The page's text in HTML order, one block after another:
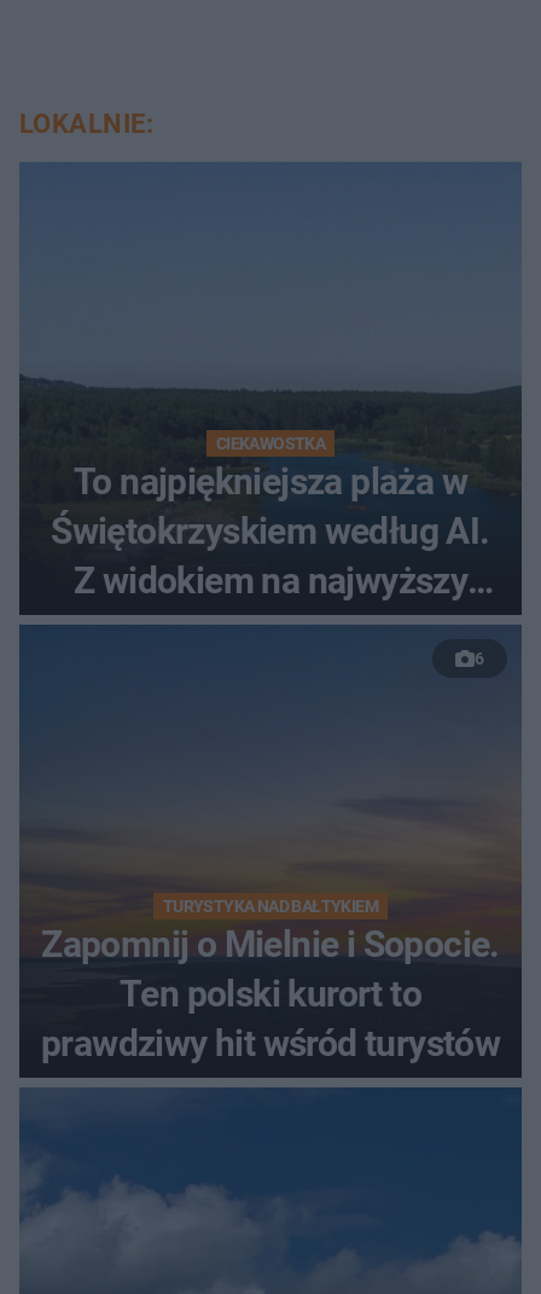
LOKALNIE:
CIEKAWOSTKA
To najpiękniejsza plaża w
Świętokrzyskiem według AI.
Z widokiem na najwyższy
szczyt Gór Świętokrzyskich
6
TURYSTYKA NAD BAŁTYKIEM
Zapomnij o Mielnie i Sopocie.
Ten polski kurort to
prawdziwy hit wśród turystów